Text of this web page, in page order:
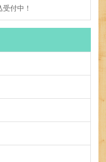
付中！